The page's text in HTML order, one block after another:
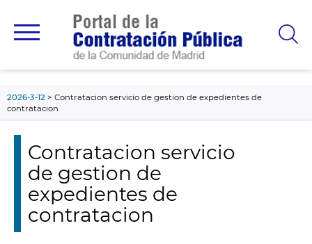
principal
2026-3-12
Contratacion servicio de gestion de expedientes de
contratacion
Contratacion servicio
de gestion de
expedientes de
contratacion